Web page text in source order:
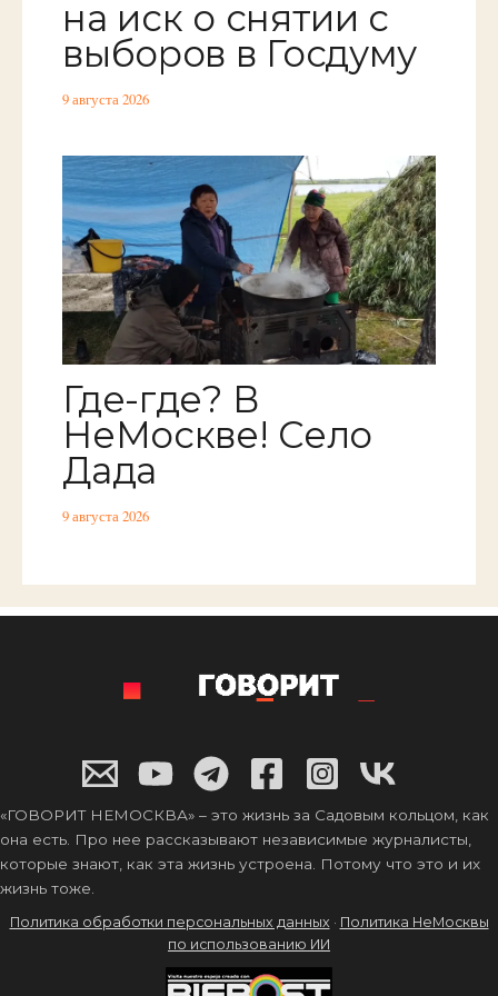
на иск о снятии с
выборов в Госдуму
9 августа 2026
Где-где? В
НеМоскве! Село
Дада
9 августа 2026
«ГОВОРИТ НЕМОСКВА» – это жизнь за Садовым кольцом, как
она есть. Про нее рассказывают независимые журналисты,
которые знают, как эта жизнь устроена. Потому что это и их
жизнь тоже.
Политика обработки персональных данных · Политика НеМосквы
по использованию ИИ